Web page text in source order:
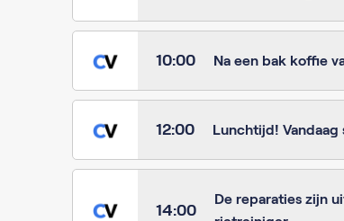
10:00 Na een bak koffie
12:00 Lunchtijd!
14:00
De reparaties zijn